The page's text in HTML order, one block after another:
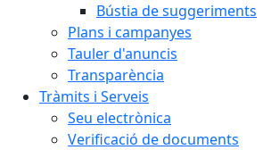
Bústia de suggeriments
Plans i campanyes
Tauler d'anuncis
Transparència
Tràmits i Serveis
Seu electrònica
Verificació de documents